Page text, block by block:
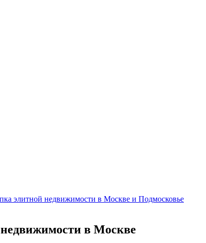
элитной недвижимости в Москве и Подмосковье
в Москве